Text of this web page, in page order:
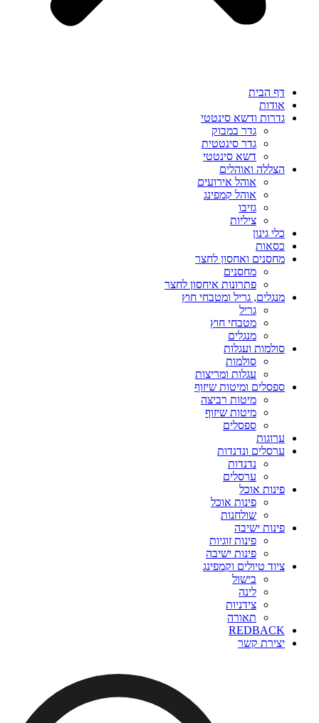
דף הבית
אודות
גדרות ודשא סינטטי
גדר במבוק
גדר סינטטית
דשא סינטטי
הצללה ואוהלים
אוהל אירועים
אוהל קמפינג
גזיבו
ציליות
כלי גינון
כסאות
מחסנים ואחסון לחצר
מחסנים
פתרונות איחסון לחצר
מנגלים, גריל ומטבחי חוץ
גריל
מטבחי חוץ
מנגלים
סולמות ועגלות
סולמות
עגלות ומריצות
ספסלים ומיטות שיזוף
מיטות רביצה
מיטות שיזוף
ספסלים
ערוגות
ערסלים ונדנדות
נדנדות
ערסלים
פינות אוכל
פינות אוכל
שולחנות
פינות ישיבה
פינות זוגיות
פינות ישיבה
ציוד טיולים וקמפינג
בישול
לינה
צידניות
תאורה
REDBACK
יצירת קשר